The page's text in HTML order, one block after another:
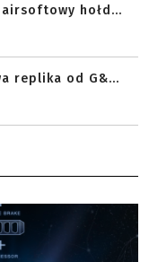
hołd...
replika od G&...